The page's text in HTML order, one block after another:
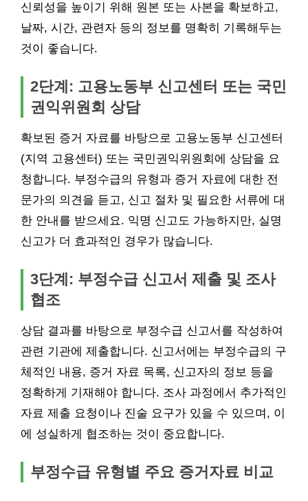
신뢰성을 높이기 위해 원본 또는 사본을 확보하고,
날짜, 시간, 관련자 등의 정보를 명확히 기록해두는
것이 좋습니다.
2단계: 고용노동부 신고센터 또는 국민
권익위원회 상담
확보된 증거 자료를 바탕으로 고용노동부 신고센터
(지역 고용센터) 또는 국민권익위원회에 상담을 요
청합니다. 부정수급의 유형과 증거 자료에 대한 전
문가의 의견을 듣고, 신고 절차 및 필요한 서류에 대
한 안내를 받으세요. 익명 신고도 가능하지만, 실명
신고가 더 효과적인 경우가 많습니다.
3단계: 부정수급 신고서 제출 및 조사
협조
상담 결과를 바탕으로 부정수급 신고서를 작성하여
관련 기관에 제출합니다. 신고서에는 부정수급의 구
체적인 내용, 증거 자료 목록, 신고자의 정보 등을
정확하게 기재해야 합니다. 조사 과정에서 추가적인
자료 제출 요청이나 진술 요구가 있을 수 있으며, 이
에 성실하게 협조하는 것이 중요합니다.
부정수급 유형별 주요 증거자료 비교